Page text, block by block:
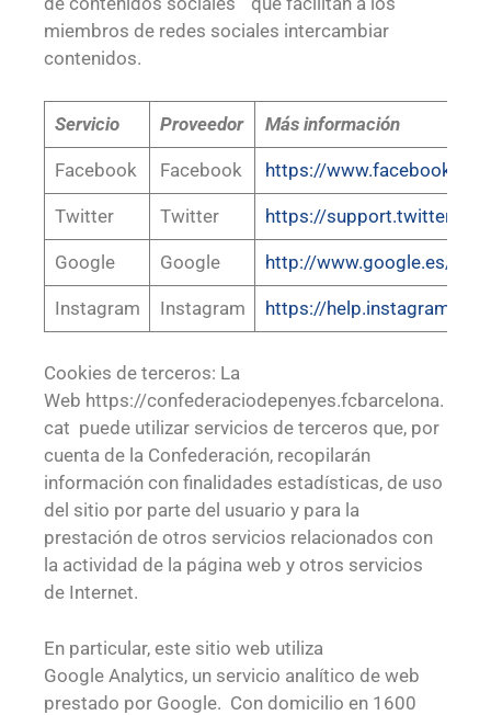
miembros de redes sociales intercambiar
contenidos.
Servicio Proveedor Más información
Facebook Facebook https://
Twitter Twitter https://
Google Google http://www.google.es/
Instagram Instagram https://
Cookies de terceros: La
Web https://confederaciodepenyes.fcbarcelona.
cat puede utilizar servicios de terceros que, por
cuenta de la Confederación, recopilarán
información con finalidades estadísticas, de uso
del sitio por parte del usuario y para la
prestación de otros servicios relacionados con
la actividad de la página web y otros servicios
de Internet.
En particular, este sitio web utiliza
Google Analytics, un servicio analítico de web
prestado por Google. Con domicilio en 1600